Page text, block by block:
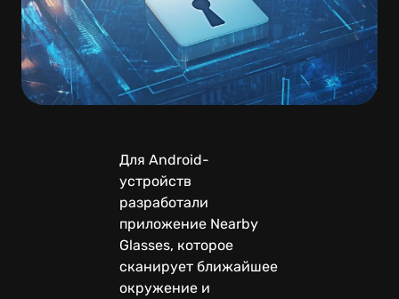
Для Android-
устройств
разработали
приложение Nearby
Glasses, которое
сканирует ближайшее
окружение и